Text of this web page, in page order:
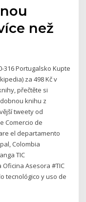
než
316 Portugalsko Kupte
za 498 Kč v
přečtěte si
knihu z
tweety od
Comercio de
el departamento
Colombia
TIC
Oficina Asesora #TIC
tecnológico y uso de